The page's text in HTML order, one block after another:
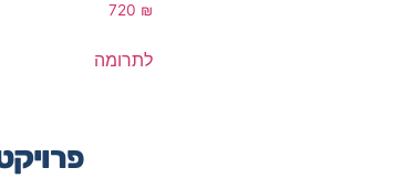
720 ₪
לתרומה